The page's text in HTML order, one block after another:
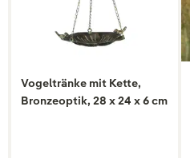
Vogeltränke mit Kette,
Bronzeoptik, 28 x 24 x 6 cm